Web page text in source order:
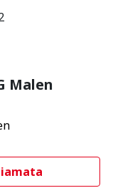
Malen